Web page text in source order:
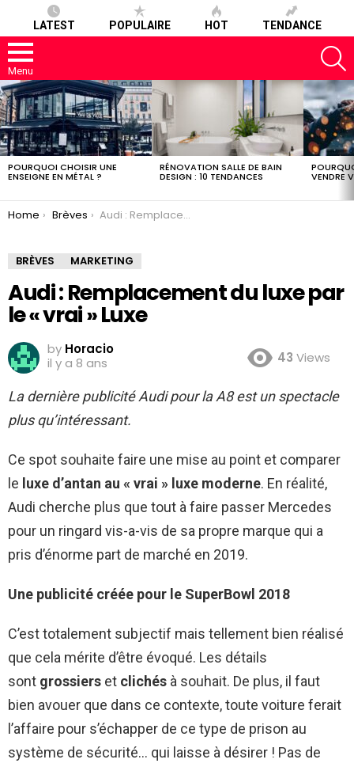
LATEST POPULAIRE HOT TENDANCE
Menu
LATEST
STORIES
POURQUOI CHOISIR UNE
ENSEIGNE EN MÉTAL ?
RÉNOVATION SALLE DE BAIN
DESIGN : 10 TENDANCES VENDRE
You are here:
Home Brèves Audi : Remplacement du luxe par le « vrai » Luxe
BRÈVES MARKETING
Audi : Remplacement du luxe par
le « vrai » Luxe
by Horacio
il y a 8 ans
43 Views
La dernière publicité Audi pour la A8 est un spectacle
plus qu’intéressant.
Ce spot souhaite faire une mise au point et comparer
le luxe d’antan au « vrai » luxe moderne. En réalité,
Audi cherche plus que tout à faire passer Mercedes
pour un ringard vis-a-vis de sa propre marque qui a
pris d’énorme part de marché en 2019.
Une publicité créée pour le SuperBowl 2018
C’est totalement subjectif mais tellement bien réalisé
que cela mérite d’être évoqué. Les détails
sont grossiers et clichés à souhait. De plus, il faut
bien avouer que dans ce contexte, toute voiture ferait
l’affaire pour s’échapper de ce type de prison au
système de sécurité… qui laisse à désirer ! Pas de